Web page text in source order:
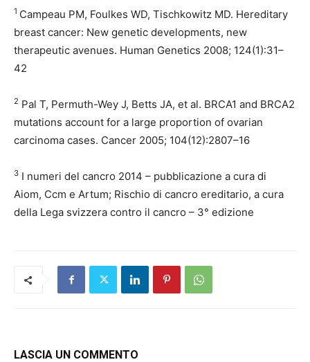
1 Campeau PM, Foulkes WD, Tischkowitz MD. Hereditary
breast cancer: New genetic developments, new
therapeutic avenues. Human Genetics 2008; 124(1):31–
42
2 Pal T, Permuth-Wey J, Betts JA, et al. BRCA1 and BRCA2
mutations account for a large proportion of ovarian
carcinoma cases. Cancer 2005; 104(12):2807–16
3 I numeri del cancro 2014 – pubblicazione a cura di
Aiom, Ccm e Artum; Rischio di cancro ereditario, a cura
della Lega svizzera contro il cancro – 3° edizione
LASCIA UN COMMENTO